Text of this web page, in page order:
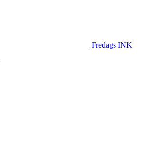
Fredags INK